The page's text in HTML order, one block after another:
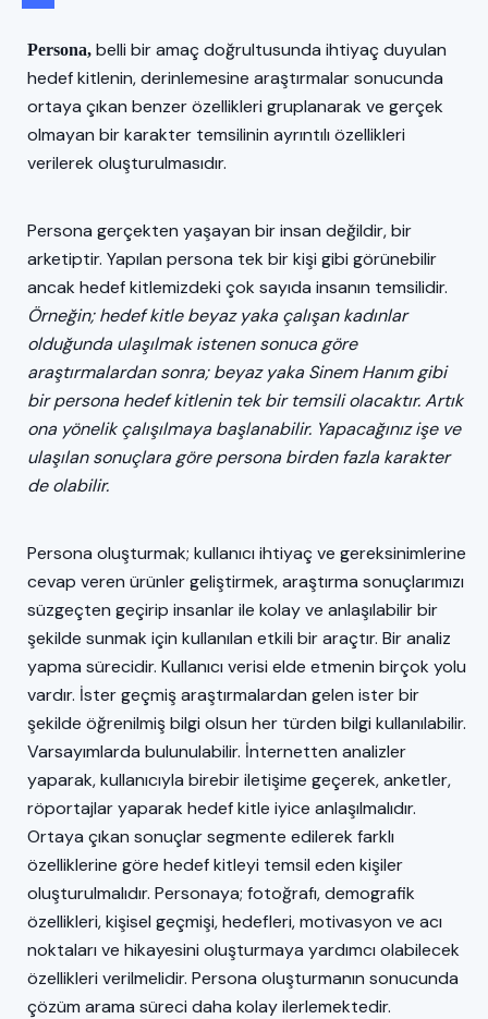
Persona, belli bir amaç doğrultusunda ihtiyaç duyulan
hedef kitlenin, derinlemesine araştırmalar sonucunda
ortaya çıkan benzer özellikleri gruplanarak ve gerçek
olmayan bir karakter temsilinin ayrıntılı özellikleri
verilerek oluşturulmasıdır.
Persona gerçekten yaşayan bir insan değildir, bir
arketiptir. Yapılan persona tek bir kişi gibi görünebilir
ancak hedef kitlemizdeki çok sayıda insanın temsilidir.
Örneğin; hedef kitle beyaz yaka çalışan kadınlar
olduğunda ulaşılmak istenen sonuca göre
araştırmalardan sonra; beyaz yaka Sinem Hanım gibi
bir persona hedef kitlenin tek bir temsili olacaktır. Artık
ona yönelik çalışılmaya başlanabilir. Yapacağınız işe ve
ulaşılan sonuçlara göre persona birden fazla karakter
de olabilir.
Persona oluşturmak; kullanıcı ihtiyaç ve gereksinimlerine
cevap veren ürünler geliştirmek, araştırma sonuçlarımızı
süzgeçten geçirip insanlar ile kolay ve anlaşılabilir bir
şekilde sunmak için kullanılan etkili bir araçtır. Bir analiz
yapma sürecidir. Kullanıcı verisi elde etmenin birçok yolu
vardır. İster geçmiş araştırmalardan gelen ister bir
şekilde öğrenilmiş bilgi olsun her türden bilgi kullanılabilir.
Varsayımlarda bulunulabilir. İnternetten analizler
yaparak, kullanıcıyla birebir iletişime geçerek, anketler,
röportajlar yaparak hedef kitle iyice anlaşılmalıdır.
Ortaya çıkan sonuçlar segmente edilerek farklı
özelliklerine göre hedef kitleyi temsil eden kişiler
oluşturulmalıdır. Personaya; fotoğrafı, demografik
özellikleri, kişisel geçmişi, hedefleri, motivasyon ve acı
noktaları ve hikayesini oluşturmaya yardımcı olabilecek
özellikleri verilmelidir. Persona oluşturmanın sonucunda
çözüm arama süreci daha kolay ilerlemektedir.